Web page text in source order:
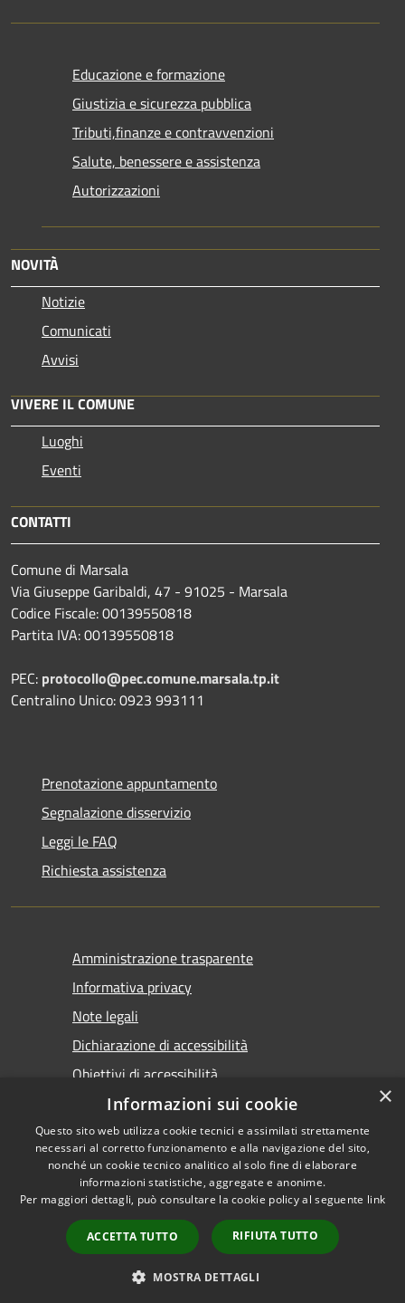
Educazione e formazione
Giustizia e sicurezza pubblica
Tributi,finanze e contravvenzioni
Salute, benessere e assistenza
Autorizzazioni
NOVITÀ
Notizie
Comunicati
Avvisi
VIVERE IL COMUNE
Luoghi
Eventi
CONTATTI
Comune di Marsala
Via Giuseppe Garibaldi, 47 - 91025 - Marsala
Codice Fiscale: 00139550818
Partita IVA: 00139550818
PEC: protocollo@pec.comune.marsala.tp.it
Centralino Unico: 0923 993111
Prenotazione appuntamento
Segnalazione disservizio
Leggi le FAQ
Richiesta assistenza
Amministrazione trasparente
Informativa privacy
Note legali
Dichiarazione di accessibilità
Obiettivi di accessibilità
Accessibilità
Copyright © 2026 • Comune di
Marsala • Powered by
Municipium•
Accesso
redazione
×
Informazioni sui cookie
Questo sito web utilizza cookie tecnici e assimilati strettamente
necessari al corretto funzionamento e alla navigazione del sito,
nonché un cookie tecnico analitico al solo fine di elaborare
informazioni statistiche, aggregate e anonime.
Per maggiori dettagli, può consultare la cookie policy al seguente link
ACCETTA TUTTO RIFIUTA TUTTO
MOSTRA DETTAGLI